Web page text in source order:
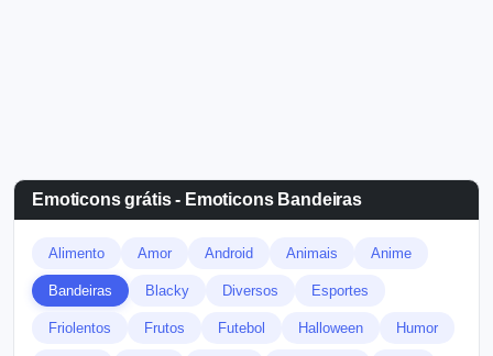
Emoticons grátis - Emoticons Bandeiras
Alimento Amor Android Animais Anime
Bandeiras Blacky Diversos Esportes
Friolentos Frutos Futebol Halloween Humor